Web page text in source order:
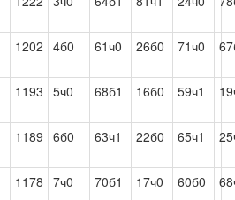
1202 4б0 61ч0 26б0 71ч0
1193 5ч0 68б1 16б0 59ч1
1189 6б0 63ч1 22б0 65ч1
1178 7ч0 70б1 17ч0 60б0